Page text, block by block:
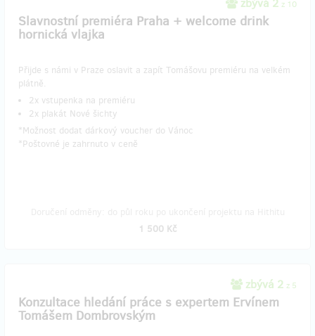
zbývá 2 z 10
Slavnostní premiéra Praha + welcome drink
hornická vlajka
Přijde s námi v Praze oslavit a zapít Tomášovu premiéru na velkém
plátně.
​2x vstupenka na premiéru
​2x plakát Nové šichty
*Možnost dodat dárkový voucher do Vánoc
​*Poštovné je zahrnuto v ceně
1 500 Kč
zbývá 2 z 5
Konzultace hledání práce s expertem Ervínem
Tomášem Dombrovským